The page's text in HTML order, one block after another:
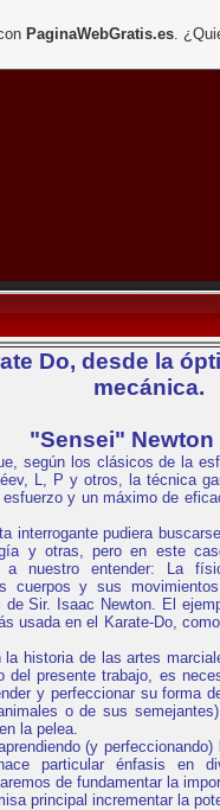
Do, desde la
mecánica.
"Sensei" Newton
según los clásicos de la
L, P y otros, la técnica
y un máximo de
interrogante pudiera
y otras, pero en este
a nuestro entender: La
cuerpos y sus
Sir. Isaac Newton. El
usada en el Karate-Do,
la historia de las artes
del presente trabajo, es
y perfeccionar su forma
o de sus
la pelea.
(y
particular énfasis en
de fundamentar la
principal incrementar la
PaginaWebGratis.es.